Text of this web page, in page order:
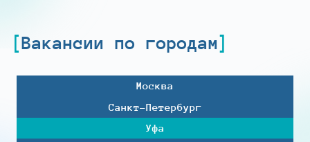
Вакансии по городам
Москва
Санкт-Петербург
Уфа